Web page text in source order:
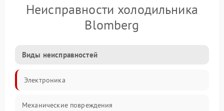
Неисправности холодильника
Blomberg
Виды неисправностей
Электроника
Механические повреждения